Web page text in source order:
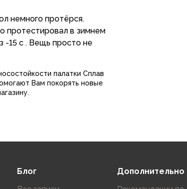
немного протёрся.
протестировал в зимнем
-15 с . Вещь просто не
палатки Сплав
Вам покорять новые
Блог
Дополнительно